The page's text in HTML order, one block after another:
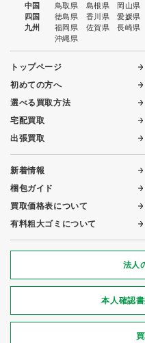
中国
鳥取県 島根県 岡山県
四国
徳島県 香川県 愛媛県
九州
福岡県 佐賀県 長崎県
沖縄県
トップページ
初めての方へ
選べる買取方法
宅配買取
出張買取
新着情報
梱包ガイド
買取価格表について
有料粗大ゴミについて
法人
本人確認